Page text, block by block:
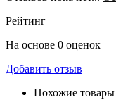
Рейтинг
На основе 0 оценок
Добавить отзыв
Похожие товары